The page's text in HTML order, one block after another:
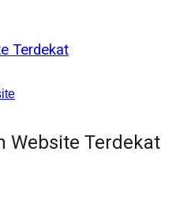
Terdekat
Website Terdekat